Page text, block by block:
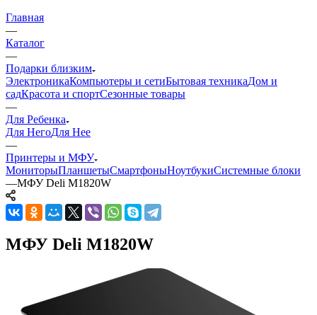
Главная
—
Каталог
—
Подарки близким
ЭлектроникаКомпьютеры и сетиБытовая техникаДом и
садКрасота и спортСезонные товары
—
Для Ребенка
Для НегоДля Нее
—
Принтеры и МФУ
МониторыПланшетыСмартфоныНоутбукиСистемные блоки
—МФУ Deli M1820W
МФУ Deli M1820W